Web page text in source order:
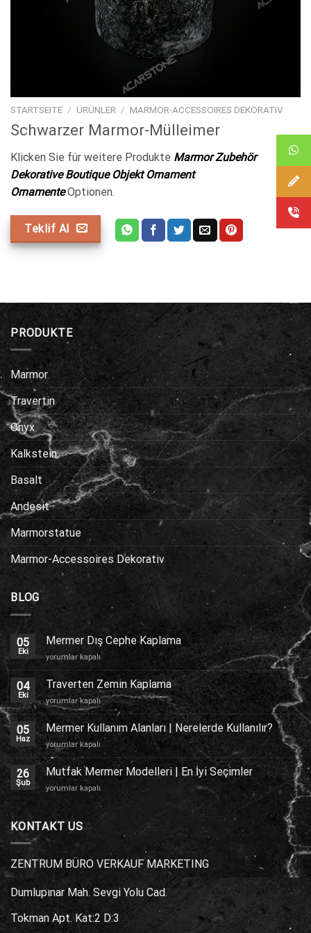
STARTSEITE / ÜRÜNLER / MARMOR-ACCESSOIRES DEKORATIV
Schwarzer Marmor-Mülleimer
Klicken Sie für weitere Produkte Marmor Zubehör
Dekorative Boutique Objekt Ornament
OrnamenteOptionen.
Teklif Al
PRODUKTE
Marmor
Travertin
Onyx
Kalkstein
Basalt
Andesit
Marmorstatue
Marmor-Accessoires Dekorativ
BLOG
05
Eki
Mermer Dış Cephe Kaplama
Mermer
Dış
Cephe
Kaplama
için
yorumlar kapalı
04
Eki
Traverten Zemin Kaplama
Traverten
Zemin
Kaplama
için
yorumlar kapalı
05
Haz
Mermer Kullanım Alanları | Nerelerde Kullanılır?
Mermer
Kullanım
Alanları
Nerelerde
yorumlar kapalı
26
Şub
Mutfak Mermer Modelleri | En İyi Seçimler
Mutfak
Mermer
|
Seçimler
için
yorumlar kapalı
KONTAKT US
ZENTRUM BÜRO VERKAUF MARKETING
Dumlupınar Mah. Sevgi Yolu Cad.
Tokman Apt. Kat:2 D:3